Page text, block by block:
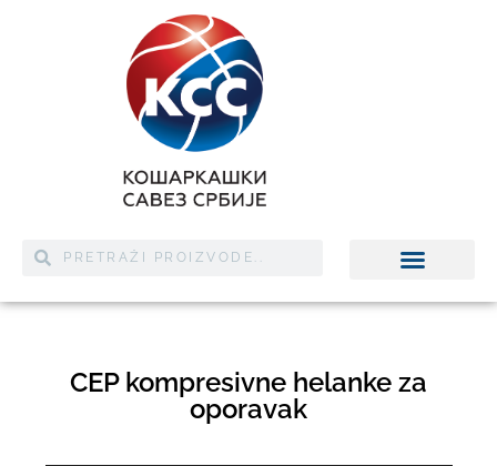
CEP kompresivne helanke za
oporavak